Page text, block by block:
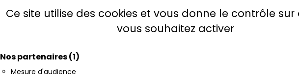
Ce site utilise des cookies et vous donne le contrôle sur
vous souhaitez activer
Nos partenaires(1)
Mesure d'audience